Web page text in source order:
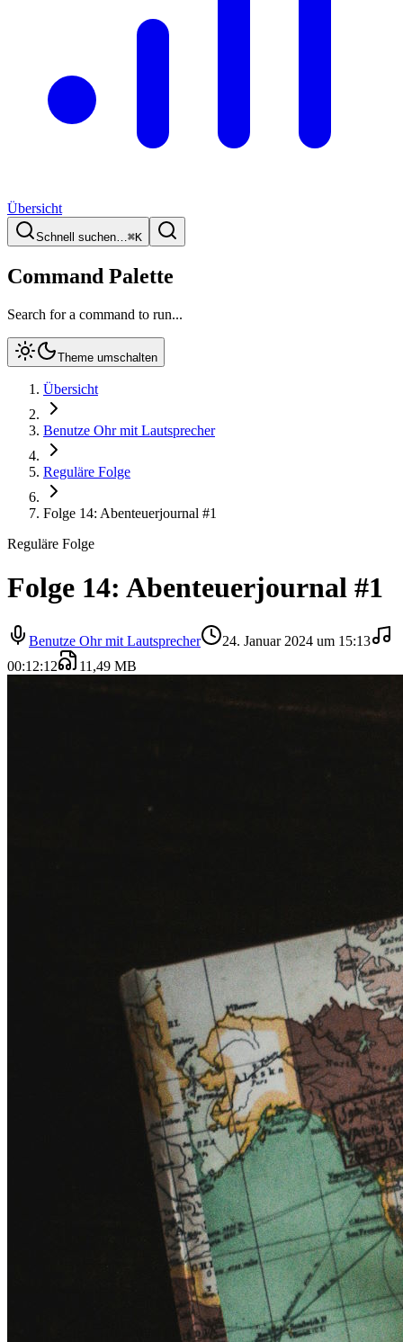
Übersicht
Schnell suchen…⌘K
Command Palette
Search for a command to run...
Theme umschalten
Übersicht
Benutze Ohr mit Lautsprecher
Reguläre Folge
Folge 14: Abenteuerjournal #1
Reguläre Folge
Folge 14: Abenteuerjournal #1
Benutze Ohr mit Lautsprecher
24. Januar 2024 um 15:13
00:12:12
11,49 MB